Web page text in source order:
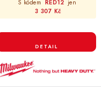
S kódem RED12 jen
3 307 Kč